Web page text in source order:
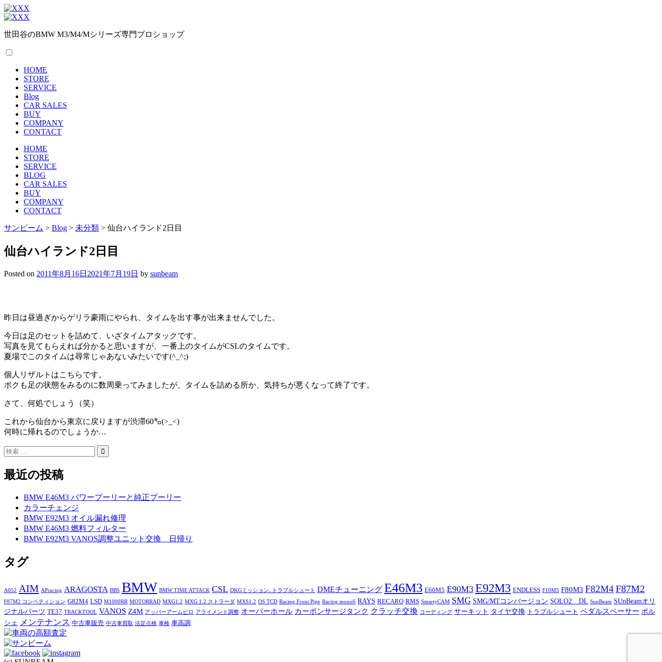
世田谷のBMW M3/M4/Mシリーズ専門プロショップ
HOME
STORE
SERVICE
Blog
CAR SALES
BUY
COMPANY
CONTACT
HOME
STORE
SERVICE
BLOG
CAR SALES
BUY
COMPANY
CONTACT
サンビーム > Blog > 未分類 > 仙台ハイランド2日目
仙台ハイランド2日目
Posted on 2011年8月16日 2021年7月19日 by sunbeam
昨日は昼過ぎからゲリラ豪雨にやられ、タイムを出す事が出来ませんでした。
今日は足のセットを詰めて、いざタイムアタックです。
写真を見てもらえれば分かると思いますが、一番上のタイムがCSLのタイムです。
夏場でこのタイムは尋常じゃあないみたいです(^_^;)
個人リザルトはこちらです。
ボクも足の状態をみるのに数周乗ってみましたが、タイムを詰める所か、気持ちが悪くなって終了です。
さて、何処でしょう（笑）
これから仙台から東京に戻りますが渋滞60㌔(>_<)
何時に帰れるのでしょうか…
最近の投稿
BMW E46M3 パワープーリーと純正プーリー
カラーチェンジ
BMW E92M3 オイル漏れ修理
BMW E46M3 燃料フィルター
BMW E92M3 VANOS調整ユニット交換 日帰り
タグ
A052 AIM APracing ARAGOSTA BBS BMW BMW TIME ATTACK CSL DKGミッション､トラブルシュート DMEチューニング E46M3 E60M5 E90M3 E92M3 ENDLESS F10M5 F80M3 F82M4F87M2
F87M2 コンペティション G82M4 LSD M1000RR MOTORRAD MXG1.2 MXG 1.2 ストラーダ MXS1.2 OS TCD Racing Front Pipe Racing mono6 RAYS RECARO RMS SmartyCAM SMG SMG/MTコンバージョン SOLO2 DL SunBeam SUnBeamオリ
ジナルパーツ TE37 TRACKTOOL VANOS Z4M アッパーアームピロ アライメント調整 オーバーホール カーボンサージタンク クラッチ交換 コーディング サーキット タイヤ交換 トラブルシュート ペダルスペーサー ポル
シェ メンテナンス 中古車販売 中古車買取 法定点検 車検 車高調